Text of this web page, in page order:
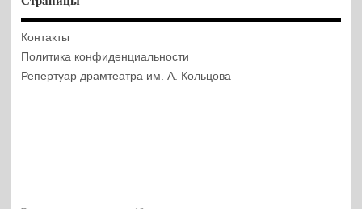
Контакты
Политика конфиденциальности
Репертуар драмтеатра им. А. Кольцова